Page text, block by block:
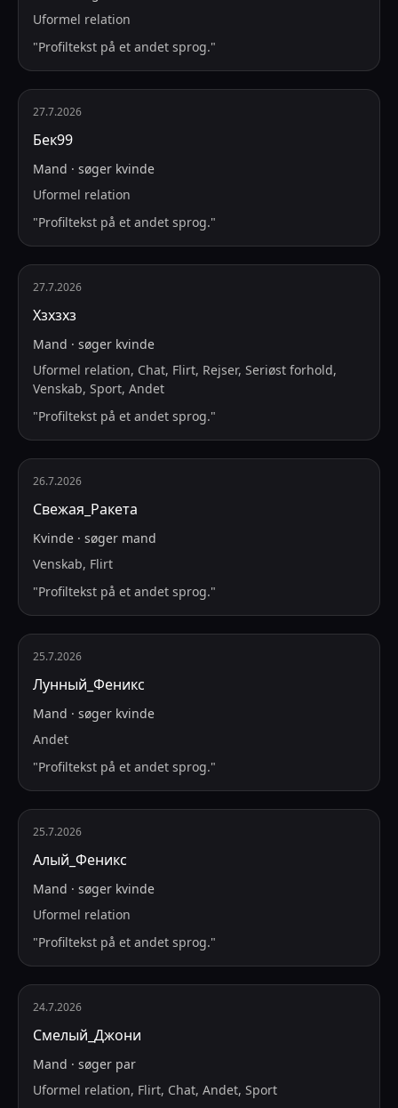
Uformel relation
"Profiltekst på et andet sprog."
27.7.2026
Бек99
Mand · søger kvinde
Uformel relation
"Profiltekst på et andet sprog."
27.7.2026
Хзхзхз
Mand · søger kvinde
Uformel relation, Chat, Flirt, Rejser, Seriøst forhold,
Venskab, Sport, Andet
"Profiltekst på et andet sprog."
26.7.2026
Свежая_Ракета
Kvinde · søger mand
Venskab, Flirt
"Profiltekst på et andet sprog."
25.7.2026
Лунный_Феникс
Mand · søger kvinde
Andet
"Profiltekst på et andet sprog."
25.7.2026
Алый_Феникс
Mand · søger kvinde
Uformel relation
"Profiltekst på et andet sprog."
24.7.2026
Смелый_Джони
Mand · søger par
Uformel relation, Flirt, Chat, Andet, Sport